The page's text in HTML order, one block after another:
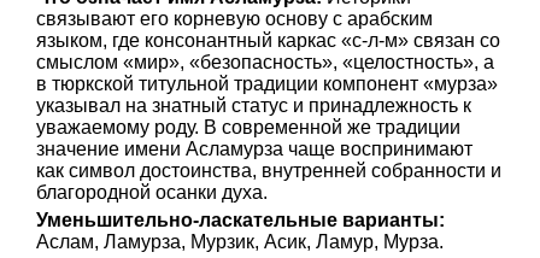
связывают его корневую основу с арабским
языком, где консонантный каркас «с-л-м» связан со
смыслом «мир», «безопасность», «целостность», а
в тюркской титульной традиции компонент «мурза»
указывал на знатный статус и принадлежность к
уважаемому роду. В современной же традиции
значение имени Асламурза чаще воспринимают
как символ достоинства, внутренней собранности и
благородной осанки духа.
Уменьшительно-ласкательные варианты:
Аслам, Ламурза, Мурзик, Асик, Ламур, Мурза.